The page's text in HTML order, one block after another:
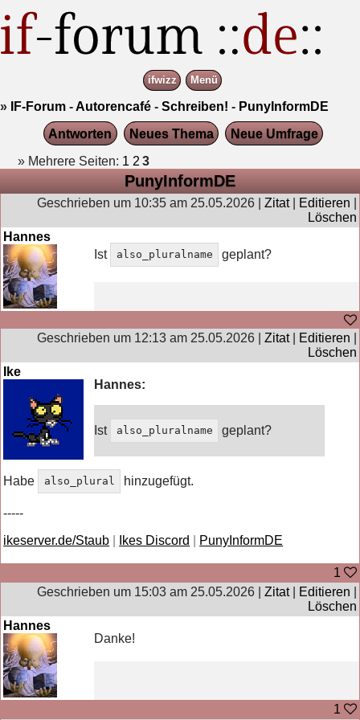
ifwizz Menü
» IF-Forum -Autorencafé - Schreiben! - PunyInformDE
Antworten
Neues Thema
Neue Umfrage
» Mehrere Seiten: 1 2 3
PunyInformDE
Geschrieben um 10:35 am 25.05.2026 | Zitat| Editieren
Löschen
Hannes
Ist
also_pluralname geplant?
Geschrieben um 12:13 am 25.05.2026 | Zitat| Editieren
Löschen
Ike
Hannes:
Ist also_pluralname geplant?
Habe also_plural hinzugefügt.
-----
ikeserver.de/Staub
Ikes Discord PunyInformDE
1
Geschrieben um 15:03 am 25.05.2026 | Zitat| Editieren
Löschen
Hannes
Danke!
1